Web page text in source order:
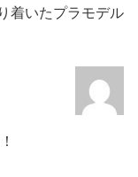
着いたプラモデル